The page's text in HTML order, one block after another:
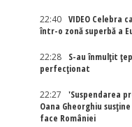
22:40
VIDEO Celebra
într-o zonă superbă a
22:28
S-au înmulțit
perfecționat
22:27
'Suspendarea
Oana Gheorghiu
face României